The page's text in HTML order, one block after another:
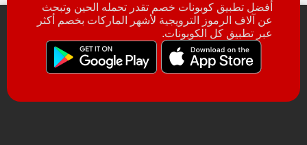
أفضل تطبيق كوبونات خصم تقدر تحمله الحين وتبحث
عن آلاف الرموز الترويجية لأشهر الماركات بخصم أكثر
عبر تطبيق كل الكوبونات.